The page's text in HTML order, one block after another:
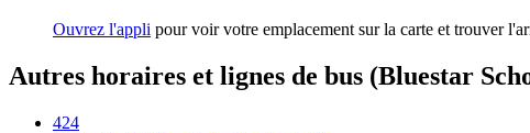
Ouvrez l'appli pour voir votre emplacement sur la carte et trouver
Autres horaires et lignes de bus (Bluestar
424